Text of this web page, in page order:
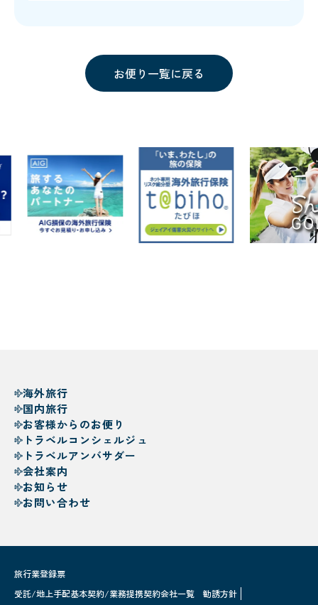
お便り一覧に戻る
海外旅行
国内旅行
お客様からのお便り
トラベルコンシェルジュ
トラベルアンバサダー
会社案内
お知らせ
お問い合わせ
旅行業登録票
受託/地上手配基本契約/業務提携契約会社一覧
勧誘方針